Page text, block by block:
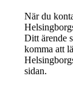
När du
Ditt ärende
komma att
sidan.